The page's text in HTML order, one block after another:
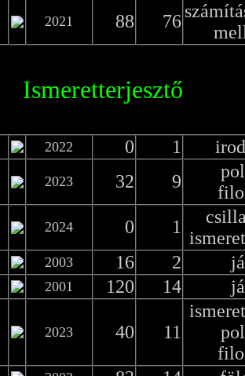
2021 88 76
Ismeretterjesztő
2022 0 1
2023 32 9
2024 0 1
2003 16 2
2001 120 14
2023 40 11